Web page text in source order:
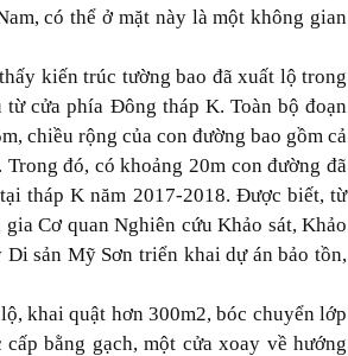
có thể ở mặt này là một không gian
kiến trúc tường bao đã xuất lộ trong
cửa phía Đông tháp K. Toàn bộ đoạn
chiều rộng của con đường bao gồm cả
đó, có khoảng 20m con đường đã
tháp K năm 2017-2018. Được biết, từ
Cơ quan Nghiên cứu Khảo sát, Khảo
sản Mỹ Sơn triển khai dự án bảo tồn,
khai quật hơn 300m2, bóc chuyển lớp
bằng gạch, một cửa xoay về hướng